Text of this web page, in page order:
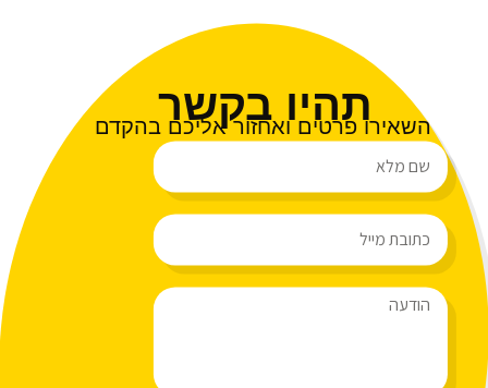
תהיו בקשר
השאירו פרטים ואחזור אליכם בהקדם